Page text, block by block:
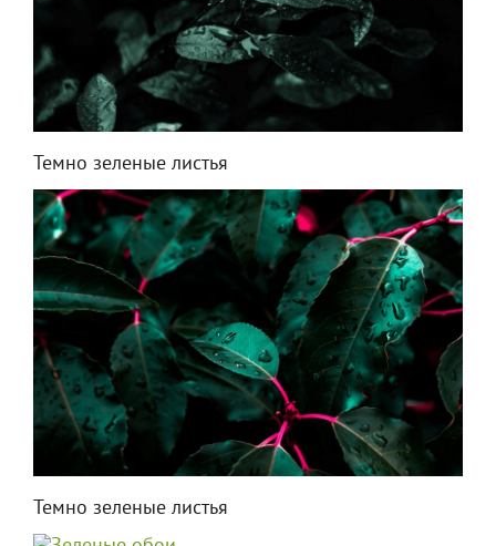
Темно зеленые листья
Темно зеленые листья